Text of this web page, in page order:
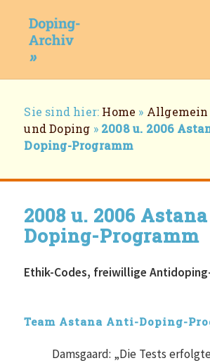
Breadcrumb-
Navigation
Sie sind hier: Home » Allgemein
und Doping » 2008 u. 2006
Doping-Programm
2008 u. 2006
Doping-Programm
Ethik-Codes, freiwillige
Team Astana Anti-Doping-
Damsgaard: „Die Tests